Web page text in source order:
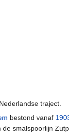
traject.
bestond vanaf
smalspoorlijn